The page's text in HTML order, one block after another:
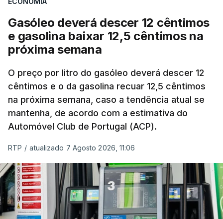
Gasóleo deverá descer 12 cêntimos
e gasolina baixar 12,5 cêntimos na
próxima semana
O preço por litro do gasóleo deverá descer 12
cêntimos e o da gasolina recuar 12,5 cêntimos
na próxima semana, caso a tendência atual se
mantenha, de acordo com a estimativa do
Automóvel Club de Portugal (ACP).
RTP / atualizado 7 Agosto 2026, 11:06